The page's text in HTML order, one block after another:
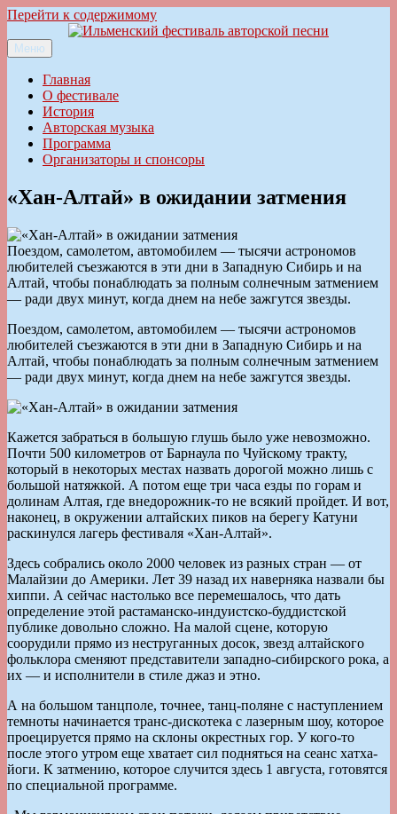
Перейти к содержимому
Ильменский фестиваль авторской песни
Меню
Главная
О фестивале
История
Авторская музыка
Программа
Организаторы и спонсоры
«Хан-Алтай» в ожидании затмения
Поездом, самолетом, автомобилем — тысячи астрономов
любителей съезжаются в эти дни в Западную Сибирь и на
Алтай, чтобы понаблюдать за полным солнечным затмением
— ради двух минут, когда днем на небе зажгутся звезды.
Поездом, самолетом, автомобилем — тысячи астрономов
любителей съезжаются в эти дни в Западную Сибирь и на
Алтай, чтобы понаблюдать за полным солнечным затмением
— ради двух минут, когда днем на небе зажгутся звезды.
Кажется забраться в большую глушь было уже невозможно.
Почти 500 километров от Барнаула по Чуйскому тракту,
который в некоторых местах назвать дорогой можно лишь с
большой натяжкой. А потом еще три часа езды по горам и
долинам Алтая, где внедорожник-то не всякий пройдет. И вот,
наконец, в окружении алтайских пиков на берегу Катуни
раскинулся лагерь фестиваля «Хан-Алтай».
Здесь собрались около 2000 человек из разных стран — от
Малайзии до Америки. Лет 39 назад их наверняка назвали бы
хиппи. А сейчас настолько все перемешалось, что дать
определение этой растаманско-индуистско-буддистской
публике довольно сложно. На малой сцене, которую
соорудили прямо из неструганных досок, звезд алтайского
фольклора сменяют представители западно-сибирского рока, а
их — и исполнители в стиле джаз и этно.
А на большом танцполе, точнее, танц-поляне с наступлением
темноты начинается транс-дискотека с лазерным шоу, которое
проецируется прямо на склоны окрестных гор. У кого-то
после этого утром еще хватает сил подняться на сеанс хатха-
йоги. К затмению, которое случится здесь 1 августа, готовятся
по специальной программе.